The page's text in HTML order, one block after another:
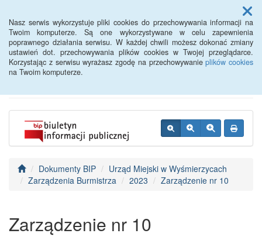
Nasz serwis wykorzystuje pliki cookies do przechowywania informacji na
Twoim komputerze. Są one wykorzystywane w celu zapewnienia
poprawnego działania serwisu. W każdej chwili możesz dokonać zmiany
ustawień dot. przechowywania plików cookies w Twojej przeglądarce.
Korzystając z serwisu wyrażasz zgodę na przechowywanieplików cookies
na Twoim komputerze.
Menu
BIP - Urząd Miejski
Wyśmierzyce
Dokumenty BIP
Urząd Miejski w Wyśmierzycach
Zarządzenia Burmistrza
2023 Zarządzenie nr 10
Zarządzenie nr 10